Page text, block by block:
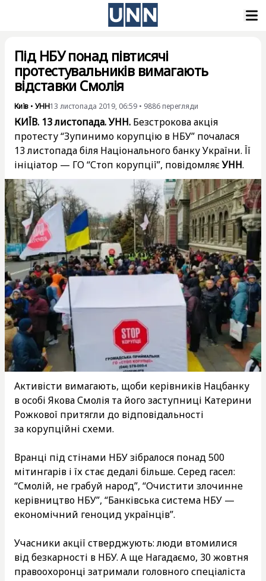
Під НБУ понад півтисячі
протестувальників вимагають
відставки Смолія
Київ • УНН13 листопада 2019, 06:59 • 9886 перегляди
КИЇВ. 13 листопада. УНН. Безстрокова акція
протесту “Зупинимо корупцію в НБУ” почалася
13 листопада біля Національного банку України. Її
ініціатор — ГО “Стоп корупції”, повідомляєУНН.
Активісти вимагають, щоби керівників Нацбанку
в особі Якова Смолія та його заступниці Катерини
Рожкової притягли до відповідальності
за корупційні схеми.
Вранці під стінами НБУ зібралося понад 500
мітингарів і їх стає дедалі більше. Серед гасел:
“Смолій, не грабуй народ”, “Очистити злочинне
керівництво НБУ”, “Банківська система НБУ —
економічний геноцид українців”.
Учасники акції стверджують: люди втомилися
від безкарності в НБУ. А ще Нагадаємо, 30 жовтня
правоохоронці затримали головного спеціаліста